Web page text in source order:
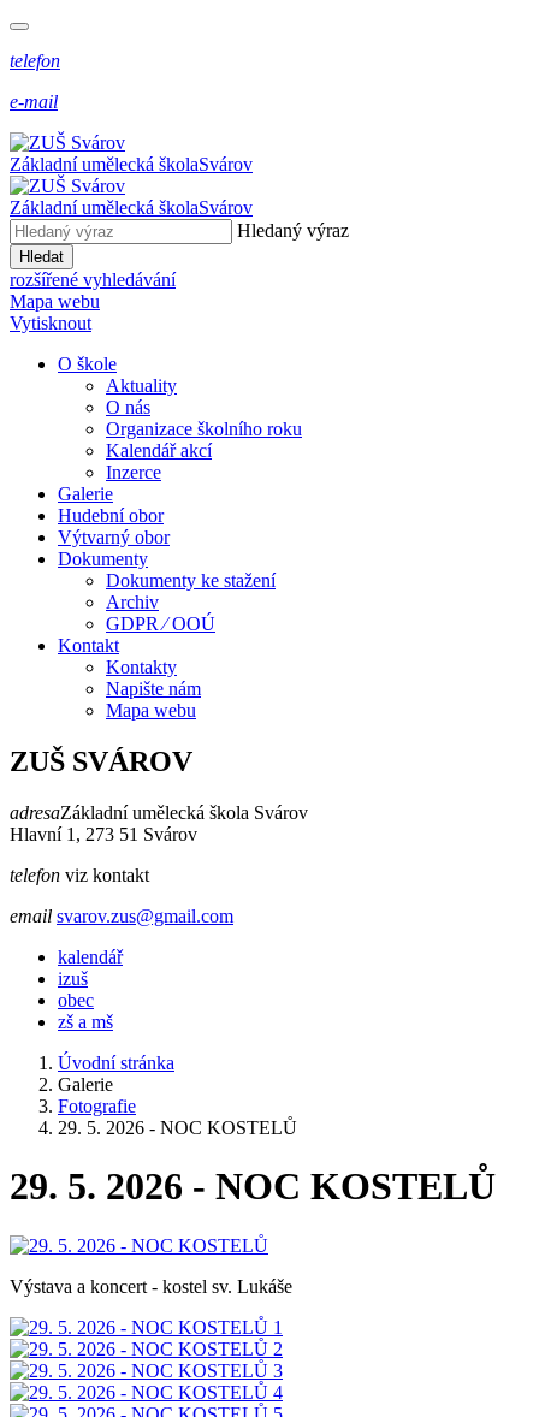
telefon
e-mail
Základní umělecká školaSvárov
Základní umělecká školaSvárov
Hledaný výraz
Hledat
rozšířené vyhledávání
Mapa webu
Vytisknout
O škole
Aktuality
O nás
Organizace školního roku
Kalendář akcí
Inzerce
Galerie
Hudební obor
Výtvarný obor
Dokumenty
Dokumenty ke stažení
Archiv
GDPR ⁄ OOÚ
Kontakt
Kontakty
Napište nám
Mapa webu
ZUŠ SVÁROV
adresaZákladní umělecká škola Svárov
Hlavní 1, 273 51 Svárov
telefon viz kontakt
email svarov.zus@gmail.com
kalendář
izuš
obec
zš a mš
Úvodní stránka
Galerie
Fotografie
29. 5. 2026 - NOC KOSTELŮ
29. 5. 2026 - NOC KOSTELŮ
Výstava a koncert - kostel sv. Lukáše